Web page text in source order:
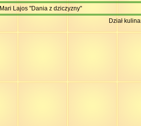
Mari Lajos "Dania z dziczyzny"
Dział